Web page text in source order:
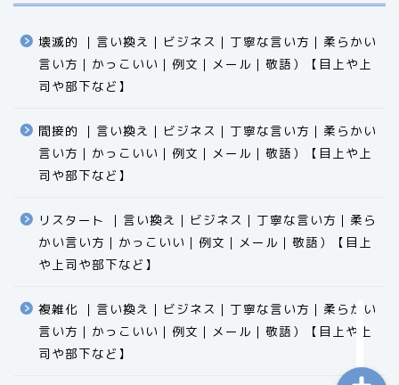
壊滅的 ｜言い換え｜ビジネス｜丁寧な言い方｜柔らかい
言い方｜かっこいい｜例文｜メール｜敬語）【目上や上
司や部下など】​​​​​​​​​​​​​​​​
間接的 ｜言い換え｜ビジネス｜丁寧な言い方｜柔らかい
言い方｜かっこいい｜例文｜メール｜敬語）【目上や上
司や部下など】​​​​​​​​​​​​​​​​
リスタート ｜言い換え｜ビジネス｜丁寧な言い方｜柔ら
かい言い方｜かっこいい｜例文｜メール｜敬語）【目上
や上司や部下など】​​​​​​​​​​​​​​​​
複雑化 ｜言い換え｜ビジネス｜丁寧な言い方｜柔らかい
言い方｜かっこいい｜例文｜メール｜敬語）【目上や上
司や部下など】​​​​​​​​​​​​​​​​
食品
科学
ビジネス用語